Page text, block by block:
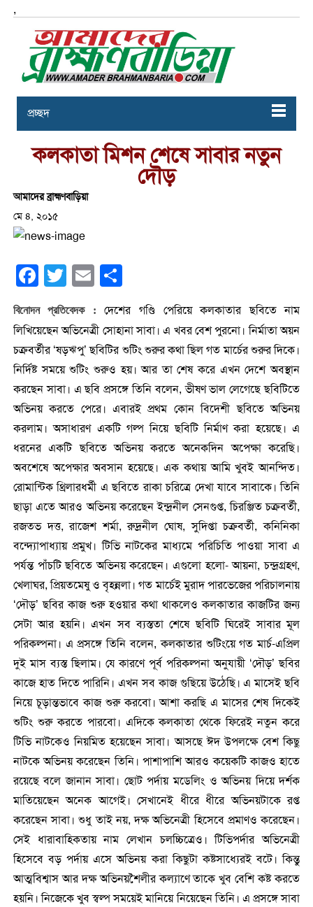
,
প্রচ্ছদ
কলকাতা মিশন শেষে সাবার নতুন
দৌড়
আমাদের ব্রাহ্মণবাড়িয়া
মে ৪, ২০১৫
Facebook
Twitter Email
বিনোদন প্রতিবেদক :দেশের গণ্ডি পেরিয়ে কলকাতার ছবিতে নাম
লিখিয়েছেন অভিনেত্রী সোহানা সাবা। এ খবর বেশ পুরনো। নির্মাতা অয়ন
চক্রবর্তীর ‘ষড়ঋপু’ ছবিটির শুটিং শুরুর কথা ছিল গত মার্চের শুরুর দিকে।
নির্দিষ্ট সময়ে শুটিং শুরুও হয়। আর তা শেষ করে এখন দেশে অবস্থান
করছেন সাবা। এ ছবি প্রসঙ্গে তিনি বলেন, ভীষণ ভাল লেগেছে ছবিটিতে
অভিনয় করতে পেরে। এবারই প্রথম কোন বিদেশী ছবিতে অভিনয়
করলাম। অসাধারণ একটি গল্প নিয়ে ছবিটি নির্মাণ করা হয়েছে। এ
ধরনের একটি ছবিতে অভিনয় করতে অনেকদিন অপেক্ষা করেছি।
অবশেষে অপেক্ষার অবসান হয়েছে। এক কথায় আমি খুবই আনন্দিত।
রোমান্টিক থ্রিলারধর্মী এ ছবিতে রাকা চরিত্রে দেখা যাবে সাবাকে। তিনি
ছাড়া এতে আরও অভিনয় করেছেন ইন্দ্রনীল সেনগুপ্ত, চিরঞ্জিত চক্রবর্তী,
রজতভ দত্ত, রাজেশ শর্মা, রুদ্রনীল ঘোষ, সুদিপ্তা চক্রবর্তী, কনিনিকা
বন্দ্যোপাধ্যায় প্রমুখ। টিভি নাটকের মাধ্যমে পরিচিতি পাওয়া সাবা এ
পর্যন্ত পাঁচটি ছবিতে অভিনয় করেছেন। এগুলো হলো- আয়না, চন্দ্রগ্রহণ,
খেলাঘর, প্রিয়তমেষু ও বৃহন্নলা। গত মার্চেই মুরাদ পারভেজের পরিচালনায়
‘দৌড়’ ছবির কাজ শুরু হওয়ার কথা থাকলেও কলকাতার কাজটির জন্য
সেটা আর হয়নি। এখন সব ব্যস্ততা শেষে ছবিটি ঘিরেই সাবার মূল
পরিকল্পনা। এ প্রসঙ্গে তিনি বলেন, কলকাতার শুটিংয়ে গত মার্চ-এপ্রিল
দুই মাস ব্যস্ত ছিলাম। যে কারণে পূর্ব পরিকল্পনা অনুযায়ী ‘দৌড়’ ছবির
কাজে হাত দিতে পারিনি। এখন সব কাজ গুছিয়ে উঠেছি। এ মাসেই ছবি
নিয়ে চূড়ান্তভাবে কাজ শুরু করবো। আশা করছি এ মাসের শেষ দিকেই
শুটিং শুরু করতে পারবো। এদিকে কলকাতা থেকে ফিরেই নতুন করে
টিভি নাটকেও নিয়মিত হয়েছেন সাবা। আসছে ঈদ উপলক্ষে বেশ কিছু
নাটকে অভিনয় করেছেন তিনি। পাশাপাশি আরও কয়েকটি কাজও হাতে
রয়েছে বলে জানান সাবা। ছোট পর্দায় মডেলিং ও অভিনয় দিয়ে দর্শক
মাতিয়েছেন অনেক আগেই। সেখানেই ধীরে ধীরে অভিনয়টাকে রপ্ত
করেছেন সাবা। শুধু তাই নয়, দক্ষ অভিনেত্রী হিসেবে প্রমাণও করেছেন।
সেই ধারাবাহিকতায় নাম লেখান চলচ্চিত্রেও। টিভিপর্দার অভিনেত্রী
হিসেবে বড় পর্দায় এসে অভিনয় করা কিছুটা কষ্টসাধ্যেরই বটে। কিন্তু
আত্মবিশ্বাস আর দক্ষ অভিনয়শৈলীর কল্যাণে তাকে খুব বেশি কষ্ট করতে
হয়নি। নিজেকে খুব স্বল্প সময়েই মানিয়ে নিয়েছেন তিনি। এ প্রসঙ্গে সাবা